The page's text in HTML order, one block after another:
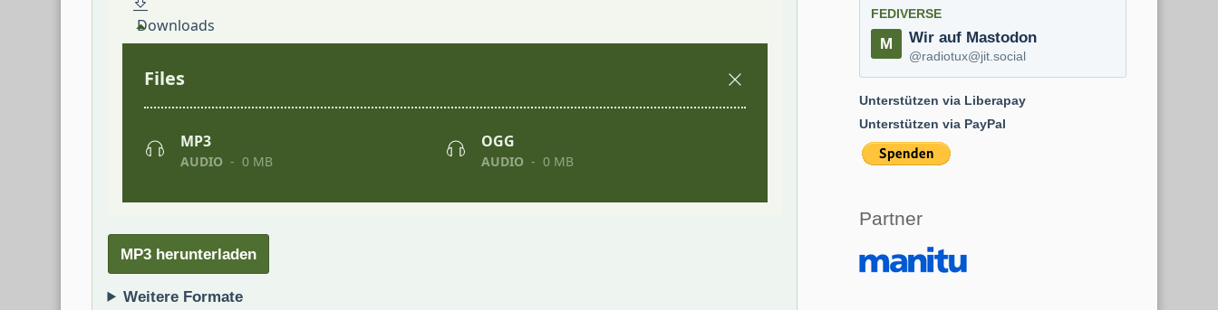
MP3 herunterladen
Weitere Formate
FEDIVERSE
Wir auf Mastodon
@radiotux@jit.social
Unterstützen via Liberapay
Unterstützen via PayPal
Partner